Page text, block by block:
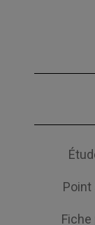
Point
Fiche